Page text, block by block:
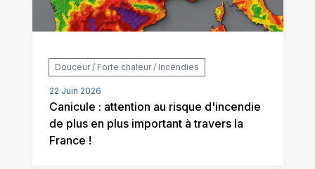
Douceur / Forte chaleur / Incendies
22 Juin 2026
Canicule : attention au risque d'incendie
de plus en plus important à travers la
France !